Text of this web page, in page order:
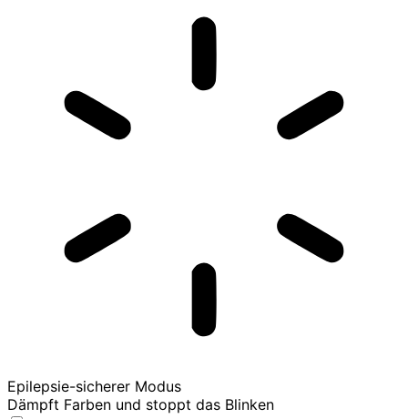
Epilepsie-sicherer Modus
Dämpft Farben und stoppt das Blinken